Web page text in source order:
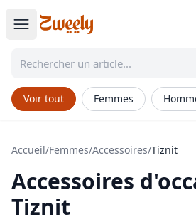
Voir tout Femmes
Accueil/Femmes/Accessoires/Tiznit
Accessoires
Tiznit